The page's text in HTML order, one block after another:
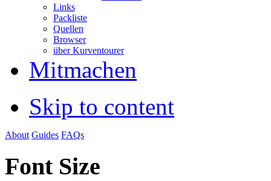
Links
Packliste
Quellen
Browser
über Kurventourer
Mitmachen
Skip to content
About Guides FAQs
Font Size